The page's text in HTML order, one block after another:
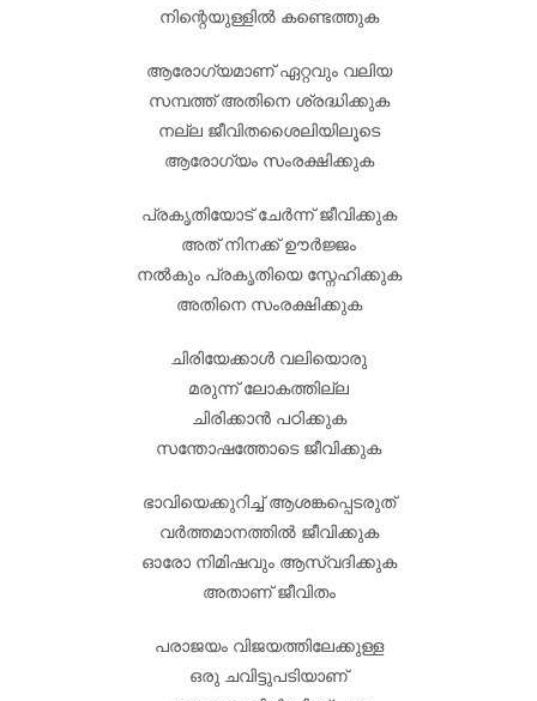
നിന്റെയുള്ളിൽ കണ്ടെത്തുക
ആരോഗ്യമാണ് ഏറ്റവും വലിയ
സമ്പത്ത് അതിനെ ശ്രദ്ധിക്കുക
നല്ല ജീവിതശൈലിയിലൂടെ
ആരോഗ്യം സംരക്ഷിക്കുക
പ്രകൃതിയോട് ചേർന്ന് ജീവിക്കുക
അത് നിനക്ക് ഊർജ്ജം
നൽകും പ്രകൃതിയെ സ്നേഹിക്കുക
അതിനെ സംരക്ഷിക്കുക
ചിരിയേക്കാൾ വലിയൊരു
മരുന്ന് ലോകത്തില്ല
ചിരിക്കാൻ പഠിക്കുക
സന്തോഷത്തോടെ ജീവിക്കുക
ഭാവിയെക്കുറിച്ച് ആശങ്കപ്പെടരുത്
വർത്തമാനത്തിൽ ജീവിക്കുക
ഓരോ നിമിഷവും ആസ്വദിക്കുക
അതാണ് ജീവിതം
പരാജയം വിജയത്തിലേക്കുള്ള
ഒരു ചവിട്ടുപടിയാണ്